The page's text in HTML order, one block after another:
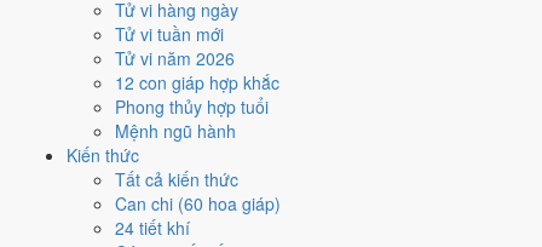
Tử vi hàng ngày
Tử vi tuần mới
Tử vi năm 2026
12 con giáp hợp khắc
Phong thủy hợp tuổi
Mệnh ngũ hành
Kiến thức
Tất cả kiến thức
Can chi (60 hoa giáp)
24 tiết khí
Quý Mùi, nhờ người tuổi này thay mặt động thổ hoặc nhận lễ
giúp giảm phần xung của gia chủ. Cách chọn người mượn tuổi
xem tại
hướng dẫn xem tuổi làm nhà
Các cách trên dựa trên quy tắc lịch pháp truyền thống, mang tính
tham khảo văn hóa - tín ngưỡng, không thay thế quyết định chuyên
môn của bạn.
Giờ hoàng đạo ngày 8/10/1997 là